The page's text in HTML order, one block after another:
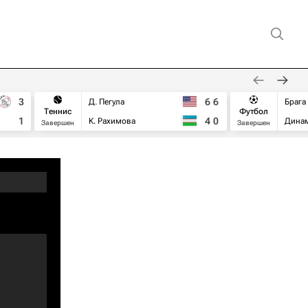
3
1
Теннис
Завершен
Д. Пегула
К. Рахимова
6 6
4 0
Футбол
Завершен
Брага